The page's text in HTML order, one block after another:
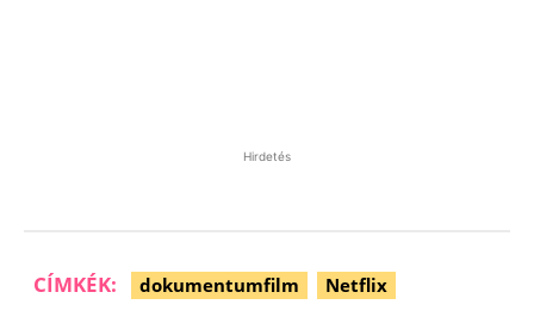
Hirdetés
CÍMKÉK: dokumentumfilm Netflix